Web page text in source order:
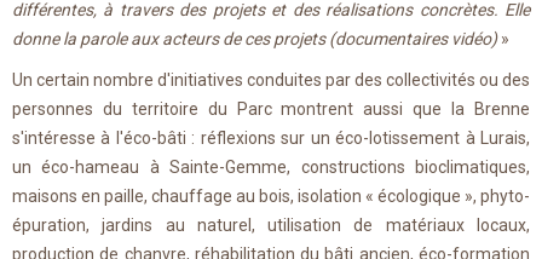
différentes, à travers des projets et des réalisations concrètes. Elle
donne la parole aux acteurs de ces projets (documentaires vidéo)»
Un certain nombre d'initiatives conduites par des collectivités ou des
personnes du territoire du Parc montrent aussi que la Brenne
s'intéresse à l'éco-bâti : réflexions sur un éco-lotissement à Lurais,
un éco-hameau à Sainte-Gemme, constructions bioclimatiques,
maisons en paille, chauffage au bois, isolation « écologique », phyto-
épuration, jardins au naturel, utilisation de matériaux locaux,
production de chanvre, réhabilitation du bâti ancien, éco-formation